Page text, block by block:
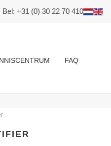
Bel: +31 (0) 30 22 70 410
FAQ